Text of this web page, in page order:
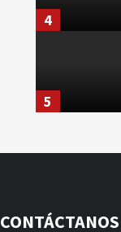
4
5
CONTÁCTANOS